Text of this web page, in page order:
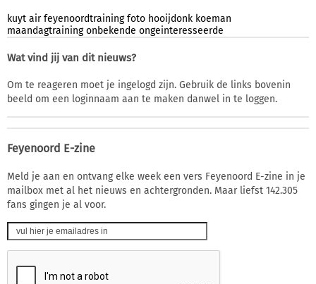
kuyt air feyenoordtraining foto hooijdonk koeman
maandagtraining onbekende ongeinteresseerde
Wat vind jij van dit nieuws?
Om te reageren moet je ingelogd zijn. Gebruik de links bovenin
beeld om een loginnaam aan te maken danwel in te loggen.
Feyenoord E-zine
Meld je aan en ontvang elke week een vers Feyenoord E-zine in je
mailbox met al het nieuws en achtergronden. Maar liefst 142.305
fans gingen je al voor.